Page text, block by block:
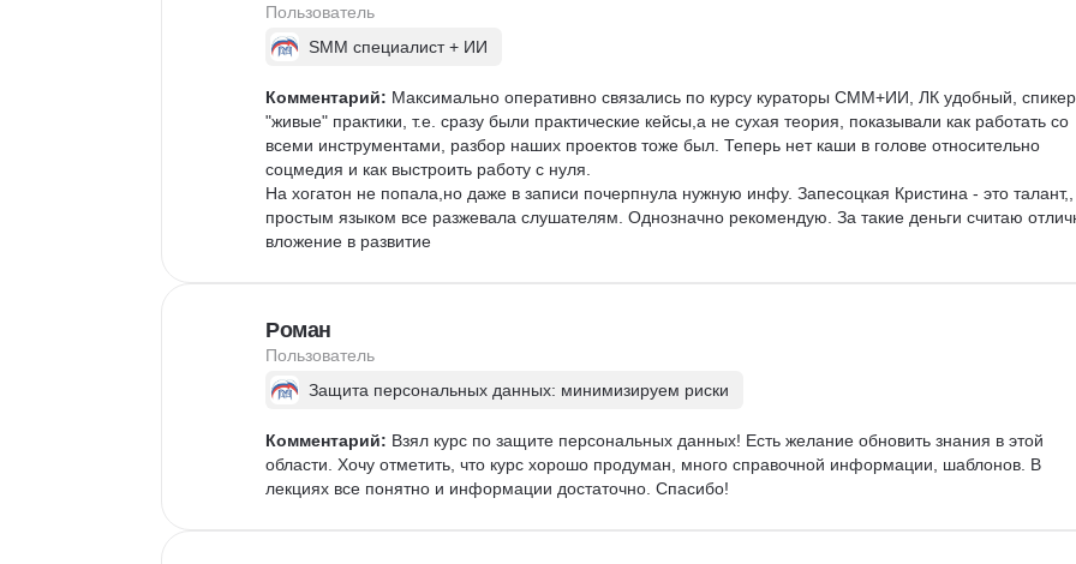
Пользователь
SMM специалист + ИИ
Комментарий: Максимально оперативно связались по курсу кураторы СММ+ИИ, ЛК удобный,
"живые" практики, т.е. сразу были практические кейсы,а не сухая теория, показывали как работать со
всеми инструментами, разбор наших проектов тоже был. Теперь нет каши в голове относительно
соцмедия и как выстроить работу с нуля.
На хогатон не попала,но даже в записи почерпнула нужную инфу. Запесоцкая Кристина - это талант,,
простым языком все разжевала слушателям. Однозначно рекомендую. За такие деньги считаю
вложение в развитие
Роман
Пользователь
Защита персональных данных: минимизируем риски
Комментарий: Взял курс по защите персональных данных! Есть желание обновить знания в этой
области. Хочу отметить, что курс хорошо продуман, много справочной информации, шаблонов. В
лекциях все понятно и информации достаточно. Спасибо!